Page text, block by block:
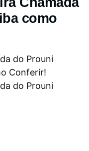
como
do Prouni
Conferir!
do Prouni